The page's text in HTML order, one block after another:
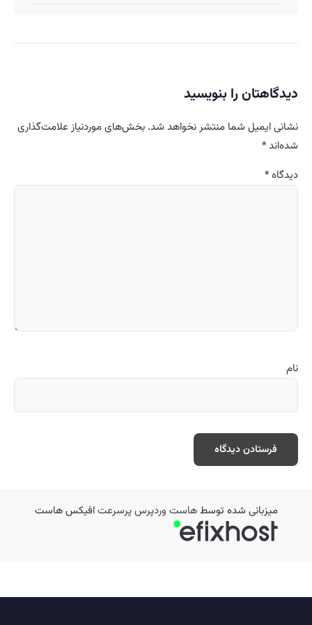
دیدگاهتان را بنویسید
نشانی ایمیل شما منتشر نخواهد شد. بخش‌های موردنیاز علامت‌گذاری
شده‌اند*
دیدگاه*
نام
میزبانی شده توسطهاست وردپرس پرسرعتافیکس هاست